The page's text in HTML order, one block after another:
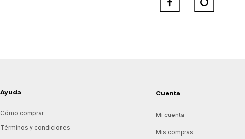
Ayuda
Cómo comprar
Términos y condiciones
Cuenta
Mi cuenta
Mis compras